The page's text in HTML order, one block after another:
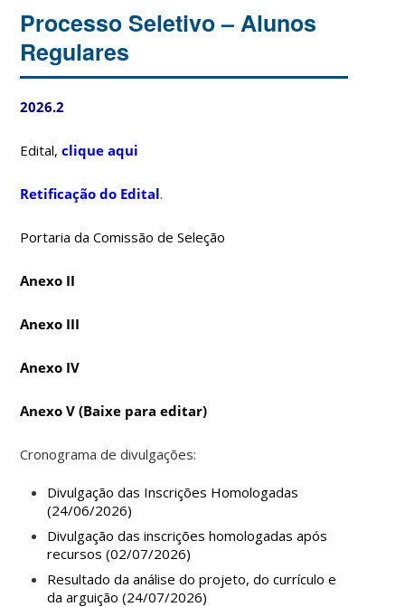
Processo Seletivo – Alunos
Regulares
2026.2
Edital,clique aqui
Retificação do Edital.
Portaria da Comissão de Seleção
Anexo II
Anexo III
Anexo IV
Anexo V(Baixe para editar)
Cronograma de divulgações:
Divulgação das Inscrições Homologadas
(24/06/2026)
Divulgação das inscrições homologadas após
recursos (02/07/2026)
Resultado da análise do projeto, do currículo e
da arguição (24/07/2026)